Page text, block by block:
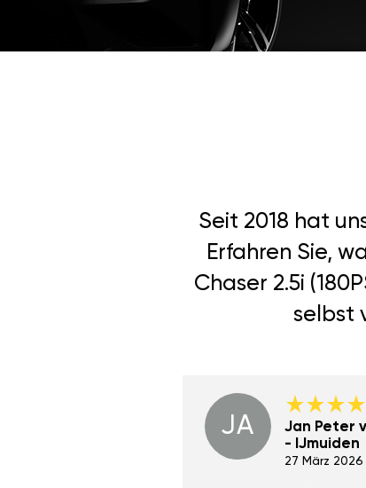
Seit 2018 hat
Erfahren Sie,
Chaser 2.5i
selbst
JA
Jan Peter
- IJmuiden
27 März 2026